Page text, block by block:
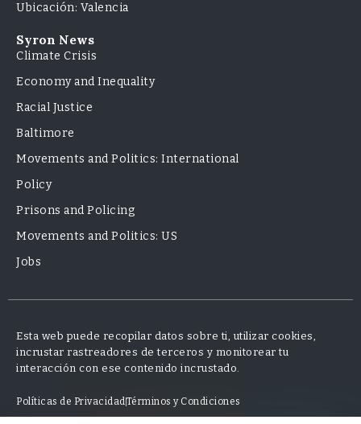
Ubicación: Valencia
Syron News
Climate Crisis
Economy and Inequality
Racial Justice
Baltimore
Movements and Politics: International
Policy
Prisons and Policing
Movements and Politics: US
Jobs
Esta web puede recopilar datos sobre ti, utilizar cookies,
incrustar rastreadores de terceros y monitorear tu
interacción con ese contenido incrustado.
Políticas de PrivacidadTérminos y Condiciones